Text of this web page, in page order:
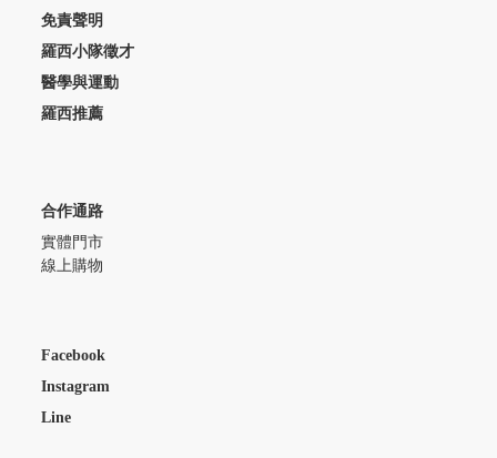
免責聲明
羅西小隊徵才
醫學與運動
羅西推薦
合作通路
實體門市
線上購物
Facebook
Instagram
Line